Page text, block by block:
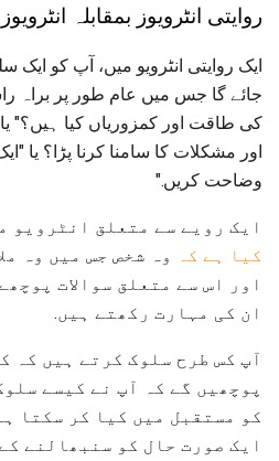
روایتی انٹرویوز بمقابلہ انٹرویوز
ایک روایتی انٹرویو میں، آپ کو
جائے گا جس میں عام طور پر براہ
کی طاقت اور کمزوریاں کیا ہیں؟"
اور مشکلات کا سامنا کرنا پڑا؟ یا
وضاحت کریں."
ایک رویے سے متعلق انٹرویو
کیا ہے کہ
وہ شخص جس میں وہ
اور اس سے متعلق سوالات
ان کی مہارت رکھتے ہیں.
آپ کس طرح سلوک کرتے ہیں کہ
پوچھیں گے کہ آپ نے کیسے
کو مستقبل میں کیا کر سکتا
ایک صورت حال کو سنبھالنے